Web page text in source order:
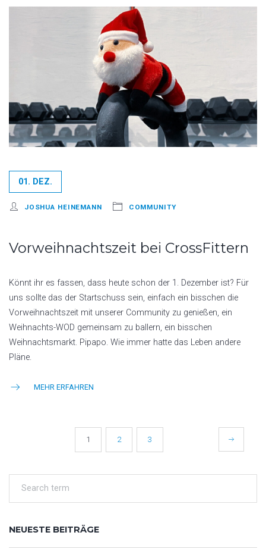
01. DEZ.
JOSHUA HEINEMANN COMMUNITY
Vorweihnachtszeit bei CrossFittern
Könnt ihr es fassen, dass heute schon der 1. Dezember ist? Für
uns sollte das der Startschuss sein, einfach ein bisschen die
Vorweihnachtszeit mit unserer Community zu genießen, ein
Weihnachts-WOD gemeinsam zu ballern, ein bisschen
Weihnachtsmarkt. Pipapo. Wie immer hatte das Leben andere
Pläne.
MEHR ERFAHREN
BEITRAGSNAVIGATION
1 2 3
NEUESTE BEITRÄGE